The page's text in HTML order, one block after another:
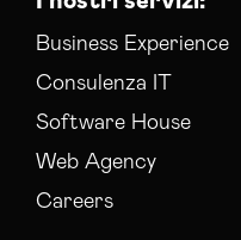
Business Experience
Consulenza IT
Software House
Web Agency
Careers